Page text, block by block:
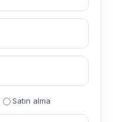
Satın alma